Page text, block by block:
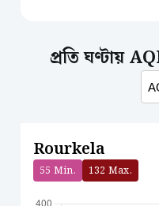
প্রতি ঘণ্টায়
Rourkela
55 Min. 132 Max.